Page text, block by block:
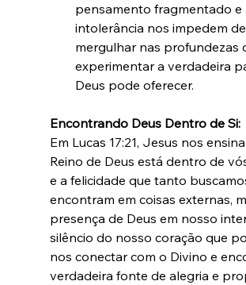
pensamento fragmentado e
intolerância nos impedem de
mergulhar nas profundezas
experimentar a verdadeira
Deus pode oferecer.
Encontrando Deus Dentro de Si:
Em Lucas 17:21, Jesus nos
Reino de Deus está dentro de
e a felicidade que tanto
encontram em coisas externas,
presença de Deus em nosso
silêncio do nosso coração que
nos conectar com o Divino e
verdadeira fonte de alegria e